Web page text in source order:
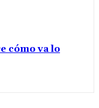
cómo va lo